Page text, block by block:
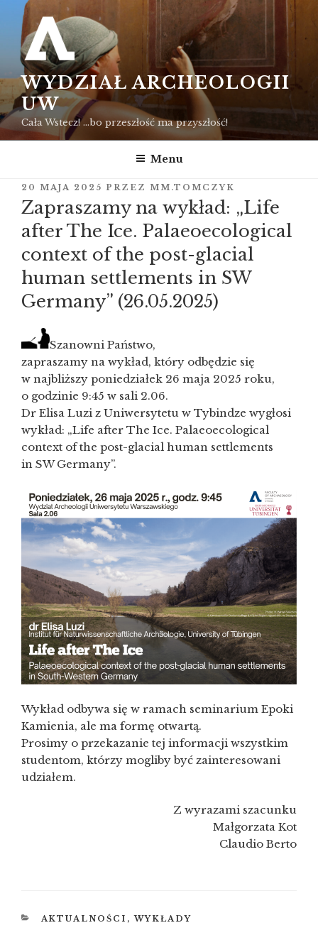
Przejdź
treści
WYDZIAŁ ARCHEOLOGII
UW
Cała Wstecz! …bo przeszłość ma przyszłość!
Menu
OPUBLIKOWANE
W
20 MAJA 2025 PRZEZ MM.TOMCZYK
Zapraszamy na wykład: „Life
after The Ice. Palaeoecological
context of the post-glacial
human settlements in SW
Germany” (26.05.2025)
Szanowni Państwo,
zapraszamy na wykład, który odbędzie się
w najbliższy poniedziałek 26 maja 2025 roku,
o godzinie 9:45 w sali 2.06.
Dr Elisa Luzi z Uniwersytetu w Tybindze wygłosi
wykład: „Life after The Ice. Palaeoecological
context of the post-glacial human settlements
in SW Germany”.
Wykład odbywa się w ramach seminarium Epoki
Kamienia, ale ma formę otwartą.
Prosimy o przekazanie tej informacji wszystkim
studentom, którzy mogliby być zainteresowani
udziałem.
Z wyrazami szacunku
Małgorzata Kot
Claudio Berto
KATEGORIE
AKTUALNOŚCI ,WYKŁADY